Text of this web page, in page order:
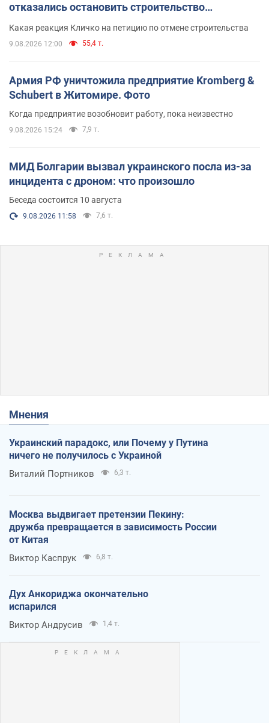
отказались остановить строительство
небоскреба "московского верующего"
Какая реакция Кличко на петицию по отмене строительства
9.08.2026 12:00 55,4 т.
Армия РФ уничтожила предприятие Kromberg &
Schubert в Житомире. Фото
Когда предприятие возобновит работу, пока неизвестно
9.08.2026 15:24 7,9 т.
МИД Болгарии вызвал украинского посла из-за
инцидента с дроном: что произошло
Беседа состоится 10 августа
9.08.2026 11:58 7,6 т.
Мнения
Украинский парадокс, или Почему у Путина
ничего не получилось с Украиной
Виталий Портников 6,3 т.
Москва выдвигает претензии Пекину:
дружба превращается в зависимость России
от Китая
Виктор Каспрук 6,8 т.
Дух Анкориджа окончательно
испарился
Виктор Андрусив 1,4 т.